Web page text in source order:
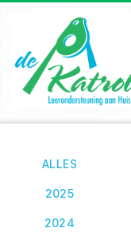
HOME
ORGANISATIE
WERKWIJZE
SPEEL-O-THEEK
ALLES
2025
2024